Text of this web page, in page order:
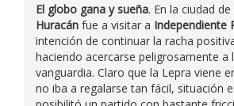
El globo gana y sueña. En la ciudad
Huracán fue a visitar a Independiente
intención de continuar la racha
haciendo acercarse peligrosamente a
vanguardia. Claro que la Lepra viene
no iba a regalarse tan fácil, situación